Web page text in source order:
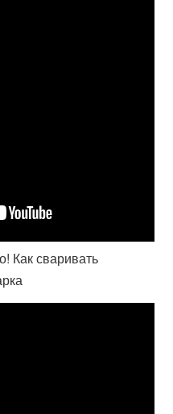
Как сваривать